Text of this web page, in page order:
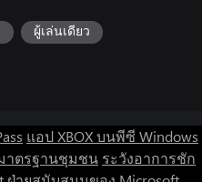
to help out, thumb-owners
a unicorn too?) - you name
around.
Secure your bunch by
enough, you’ll unlock
ผู้เล่นเดียว
แอป XBOX บนพีซี Windows
าตรฐานชุมชน ระวังอาการชัก